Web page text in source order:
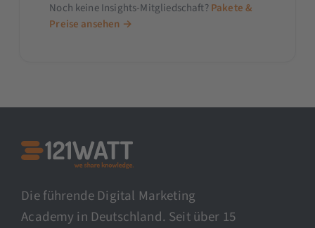
Noch keine Insights-Mitgliedschaft?Pakete &
Preise ansehen →
Die führende Digital Marketing
Academy in Deutschland. Seit über 15